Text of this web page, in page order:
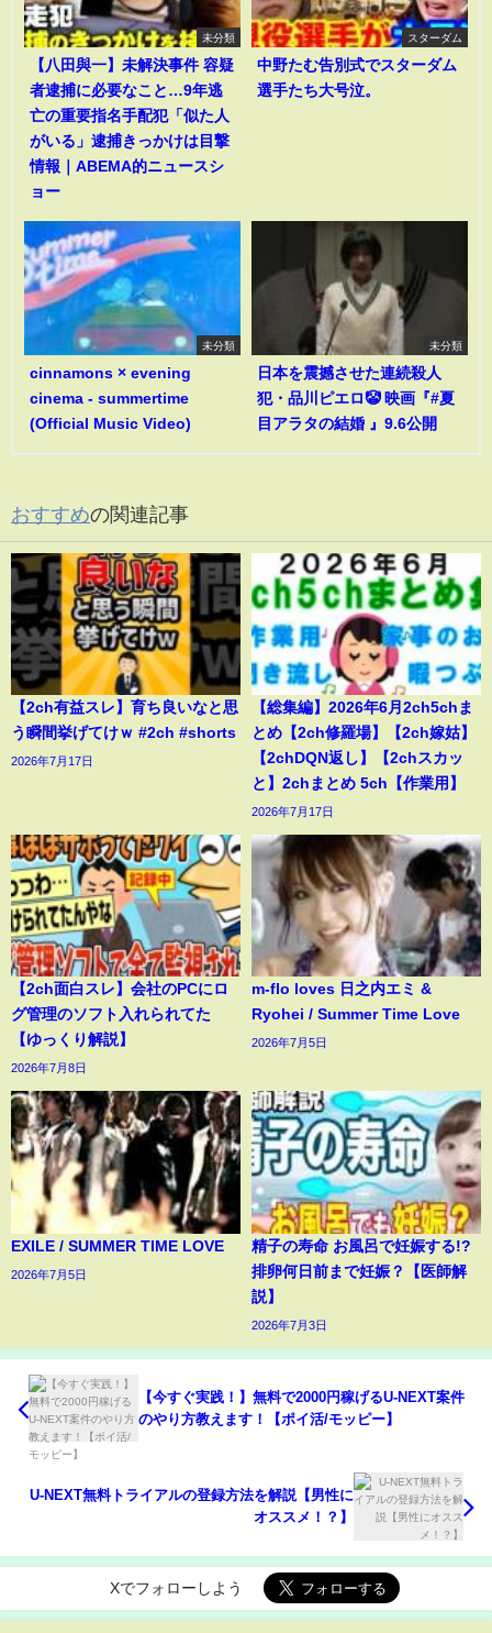
未分類
【八田與一】未解決事件 容疑
者逮捕に必要なこと…9年逃
亡の重要指名手配犯「似た人
がいる」逮捕きっかけは目撃
情報｜ABEMA的ニュースシ
ョー
スターダム
中野たむ告別式でスターダム
選手たち大号泣。
未分類
cinnamons × evening
cinema - summertime
(Official Music Video)
未分類
日本を震撼させた連続殺人
犯・品川ピエロ🤡 映画『#夏
目アラタの結婚 』9.6公開
おすすめの関連記事
【2ch有益スレ】育ち良いなと思
う瞬間挙げてけｗ #2ch #shorts
2026年7月17日
【総集編】2026年6月2ch5chま
とめ【2ch修羅場】【2ch嫁姑】
【2chDQN返し】【2chスカッ
と】2chまとめ 5ch【作業用】
2026年7月17日
【2ch面白スレ】会社のPCにロ
グ管理のソフト入れられてた
【ゆっくり解説】
2026年7月8日
m-flo loves 日之内エミ &
Ryohei / Summer Time Love
2026年7月5日
EXILE / SUMMER TIME LOVE
2026年7月5日
精子の寿命 お風呂で妊娠する!?
排卵何日前まで妊娠？【医師解
説】
2026年7月3日
【今すぐ実践！】無料で2000円稼げるU-NEXT案件
のやり方教えます！【ポイ活/モッピー】
U-NEXT無料トライアルの登録方法を解説【男性に
オススメ！？】
Xでフォローしよう